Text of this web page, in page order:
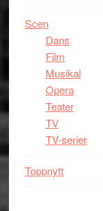
Scen
Dans
Film
Musikal
Opera
Teater
TV
TV-serier
Toppnytt